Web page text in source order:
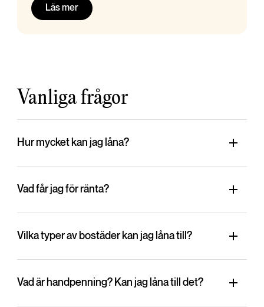
Läs mer
Vanliga frågor
Hur mycket kan jag låna?
Vad får jag för ränta?
Vilka typer av bostäder kan jag låna till?
Vad är handpenning? Kan jag låna till det?